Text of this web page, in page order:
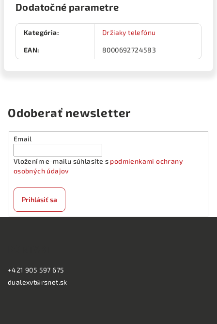
Dodatočné parametre
Kategória: Držiaky telefónu
EAN: 8000692724583
Odoberať newsletter
Email
Vložením e-mailu súhlasíte s podmienkami ochrany
osobných údajov
Prihlásiť sa
+421 905 597 675
dualexvt@rsnet.sk